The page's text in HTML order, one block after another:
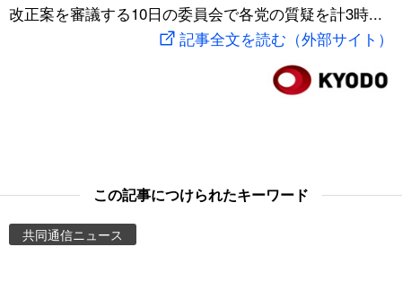
スポーツ・東京2020
Images
改正案を審議する10日の委員会で各党の質疑を計3時...
記事全文を読む（外部サイト）
この記事につけられたキーワード
共同通信ニュース